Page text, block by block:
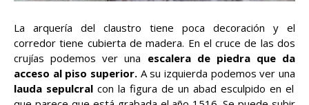
La arquería del claustro tiene poca decoración y el
corredor tiene cubierta de madera. En el cruce de las dos
crujías podemos ver una escalera de piedra que da
acceso al piso superior. A su izquierda podemos ver una
lauda sepulcral con la figura de un abad esculpido en el